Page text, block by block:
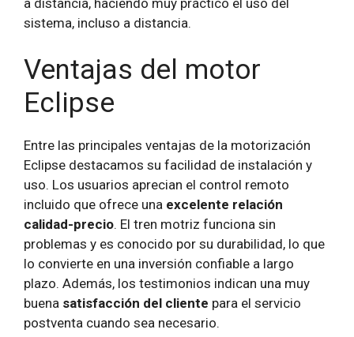
a distancia, haciendo muy práctico el uso del
sistema, incluso a distancia.
Ventajas del motor
Eclipse
Entre las principales ventajas de la motorización
Eclipse destacamos su facilidad de instalación y
uso. Los usuarios aprecian el control remoto
incluido que ofrece una excelente relación
calidad-precio. El tren motriz funciona sin
problemas y es conocido por su durabilidad, lo que
lo convierte en una inversión confiable a largo
plazo. Además, los testimonios indican una muy
buena satisfacción del cliente para el servicio
postventa cuando sea necesario.